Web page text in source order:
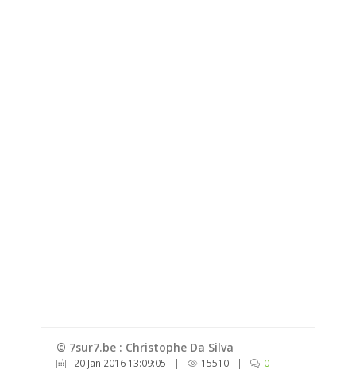
© 7sur7.be : Christophe Da Silva
20 Jan 2016 13:09:05 | 15510 | 0